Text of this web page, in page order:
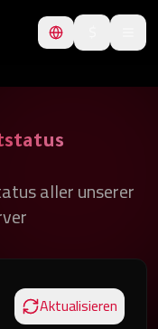
aller unserer
Aktualisieren